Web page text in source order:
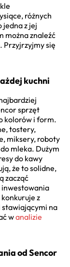
różnych
jedna z jej
można znaleźć
Przyjrzyjmy się
kuchni
sprzęt
kolorów i form.
tostery,
miksery, roboty
mleka. Dużym
do kawy
że to solidne,
zacząć
inwestowania
z
na
wanalizie
od Sencor